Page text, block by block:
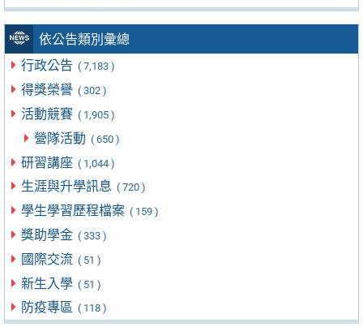
依公告類別彙總
行政公告 ( 7,183 )
得獎榮譽 ( 302 )
活動競賽 ( 1,905 )
營隊活動 ( 650 )
研習講座 ( 1,044 )
生涯與升學訊息 ( 720 )
學生學習歷程檔案 ( 159 )
獎助學金 ( 333 )
國際交流 ( 51 )
新生入學 ( 51 )
防疫專區 ( 118 )